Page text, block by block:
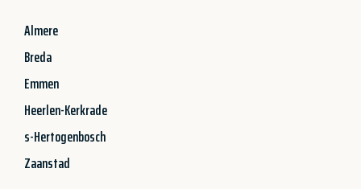
Almere
Breda
Emmen
Heerlen-Kerkrade
s-Hertogenbosch
Zaanstad